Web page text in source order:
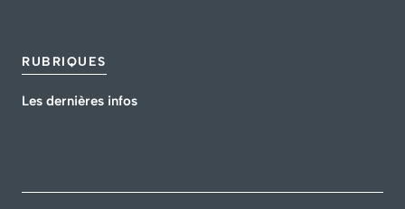
RUBRIQUES
Les dernières infos